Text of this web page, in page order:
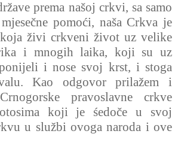
prema našoj crkvi, sa samo
pomoći, naša Crkva je
živi crkveni život uz velike
i mnogih laika, koji su uz
i nose svoj krst, i stoga
Kao odgovor prilažem i
pravoslavne crkve
koji je śedoče u svoj
u službi ovoga naroda i ove